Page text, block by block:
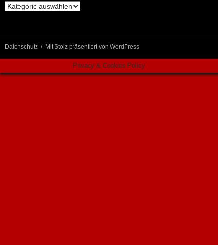
Kategorien
Datenschutz Mit Stolz präsentiert von WordPress
Privacy & Cookies Policy